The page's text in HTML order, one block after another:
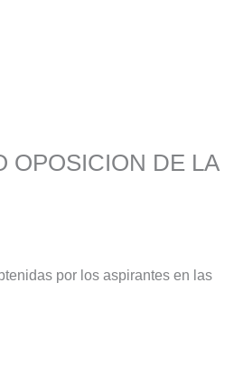
OPOSICION DE LA
por los aspirantes en las